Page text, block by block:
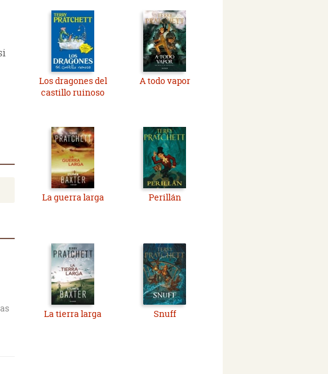
Los dragones del
castillo ruinoso
A todo vapor
La guerra larga Perillán
La tierra larga Snuff